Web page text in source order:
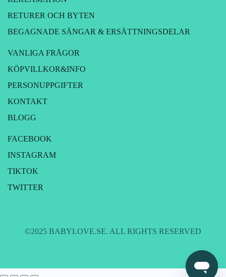
RETURER OCH BYTEN
BEGAGNADE SÄNGAR & ERSÄTTNINGSDELAR
VANLIGA FRÅGOR
KÖPVILLKOR&INFO
PERSONUPPGIFTER
KONTAKT
BLOGG
FACEBOOK
INSTAGRAM
TIKTOK
TWITTER
©2025 BABYLOVE.SE. ALL RIGHTS RESERVED